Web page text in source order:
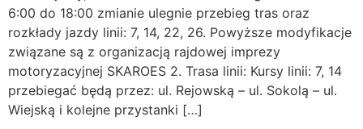
6:00 do 18:00 zmianie ulegnie przebieg tras oraz
rozkłady jazdy linii: 7, 14, 22, 26. Powyższe modyfikacje
związane są z organizacją rajdowej imprezy
motoryzacyjnej SKAROES 2. Trasa linii: Kursy linii: 7, 14
przebiegać będą przez: ul. Rejowską – ul. Sokolą – ul.
Wiejską i kolejne przystanki […]